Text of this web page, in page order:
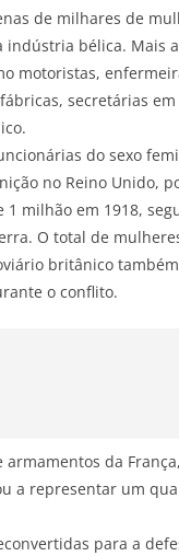
de milhares de
indústria bélica. Mais
motoristas,
secretárias
do sexo
no Reino Unido,
1 milhão em 1918,
O total de
britânico
o conflito.
armamentos da
a representar um
para a